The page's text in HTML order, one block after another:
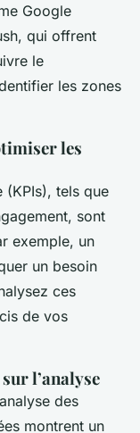
Google
qui offrent
le
les zones
les
(KPIs), tels que
sont
exemple, un
un besoin
ces
de vos
l’analyse
des
montrent un